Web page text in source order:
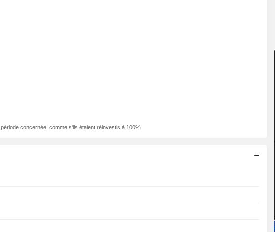
concernée, comme s'ils étaient réinvestis à 100%.